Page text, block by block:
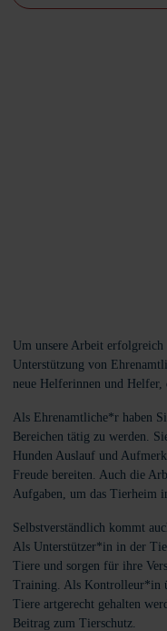
Um unsere Arbeit
Unterstützung von
neue Helferinnen und Helfer,
Als Ehrenamtliche*r haben
Bereichen tätig zu werden.
Hunden Auslauf und
Freude bereiten. Auch die
Aufgaben, um das Tierheim
Selbstverständlich kommt
Als Unterstützer*in in der
Tiere und sorgen für ihre
Training. Als Kontrolleur*in
Tiere artgerecht gehalten
Beitrag zum Tierschutz.